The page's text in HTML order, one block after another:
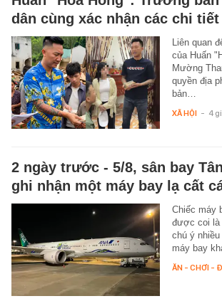
dân cùng xác nhận các chi
Liên quan
của Huấn
Mường
quyền địa
bản…
XÃ HỘI - 4
2 ngày trước - 5/8, sân bay
ghi nhận một máy bay lạ cất
Chiếc máy
được coi là
chú ý
máy bay
ĂN - CHƠI -